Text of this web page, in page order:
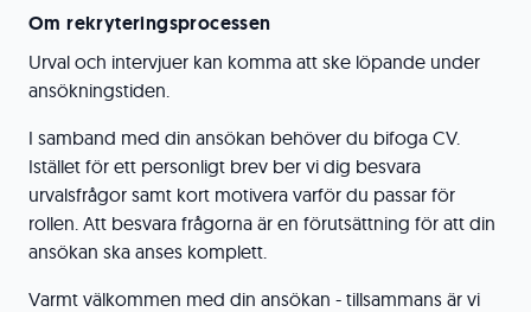
Om rekryteringsprocessen
Urval och intervjuer kan komma att ske löpande under
ansökningstiden.
I samband med din ansökan behöver du bifoga CV.
Istället för ett personligt brev ber vi dig besvara
urvalsfrågor samt kort motivera varför du passar för
rollen. Att besvara frågorna är en förutsättning för att din
ansökan ska anses komplett.
Varmt välkommen med din ansökan - tillsammans är vi